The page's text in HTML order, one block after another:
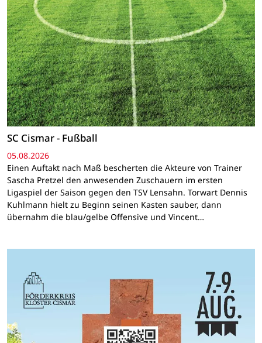
SC Cismar - Fußball
05.08.2026
Einen Auftakt nach Maß bescherten die Akteure von Trainer
Sascha Pretzel den anwesenden Zuschauern im ersten
Ligaspiel der Saison gegen den TSV Lensahn. Torwart Dennis
Kuhlmann hielt zu Beginn seinen Kasten sauber, dann
übernahm die blau/gelbe Offensive und Vincent…